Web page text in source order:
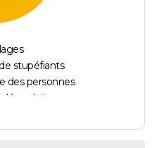
stupéfiants
des personnes